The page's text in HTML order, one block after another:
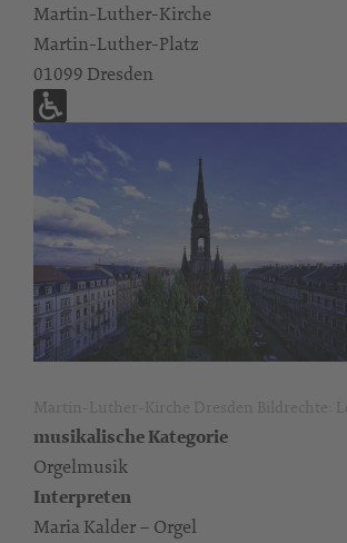
Martin-Luther-Kirche
Martin-Luther-Platz
01099 Dresden
musikalische Kategorie
Orgelmusik
Interpreten
Maria Kalder – Orgel